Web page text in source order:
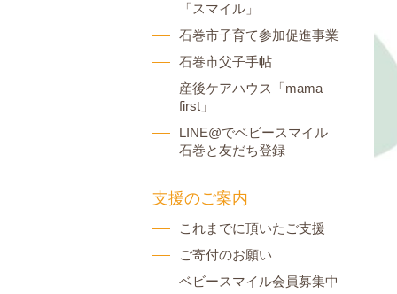
「スマイル」
石巻市子育て参加促進事業
石巻市父子手帖
産後ケアハウス「mama
first」
LINE@でベビースマイル
石巻と友だち登録
支援のご案内
これまでに頂いたご支援
ご寄付のお願い
ベビースマイル会員募集中